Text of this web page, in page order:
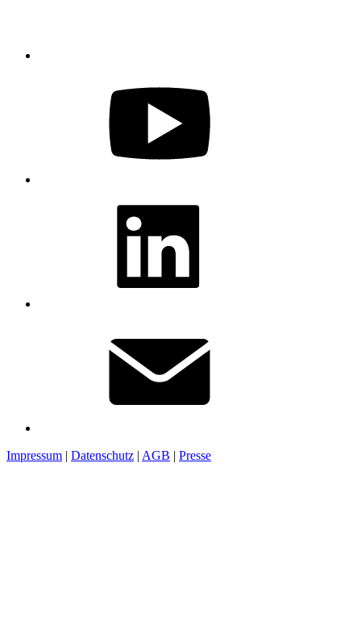
Impressum | Datenschutz | AGB | Presse